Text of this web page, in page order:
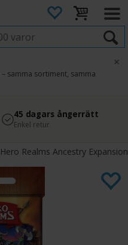
– samma sortiment, samma
×
Säker betalning
med Svea
45 dagars ångerrätt
Enkel retur
Hero Realms Ancestry Expansion